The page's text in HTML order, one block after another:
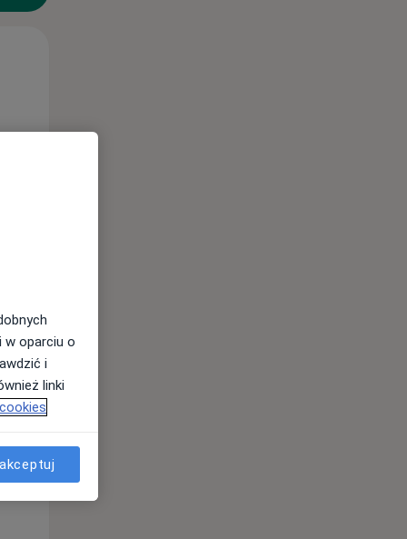
Pt,
w oparciu o
i
linki